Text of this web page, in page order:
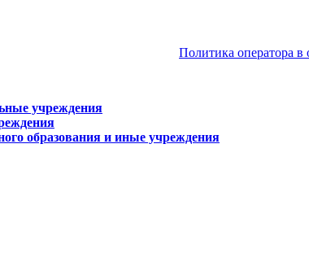
Политика оператора
учреждения
образования и иные учреждения